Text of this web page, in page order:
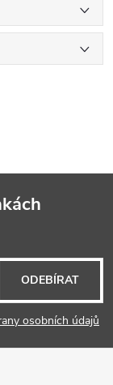
osobních údajů
ODEBÍRAT